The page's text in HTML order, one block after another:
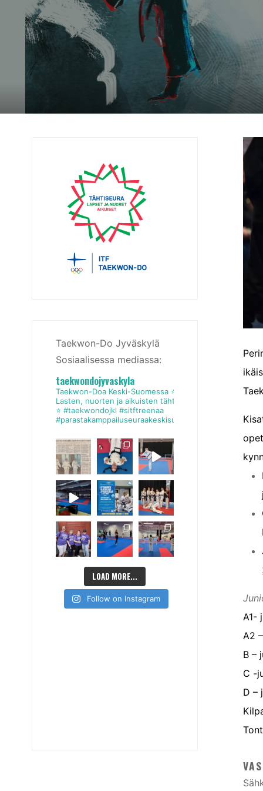
A1-
A2
B –
C -
D –
Taekwon-Do Jyväskylä
Sosiaalisessa mediassa:
taekwondojyvaskyla
Taekwon-Doa Keski-Suomessa ⭐
Lasten, nuorten ja aikuisten tähtiseura
⭐ #taekwondojkl #sitftreenaa
#parastakamppailuseuraakeskisuomessa
LOAD MORE...
Follow on Instagram